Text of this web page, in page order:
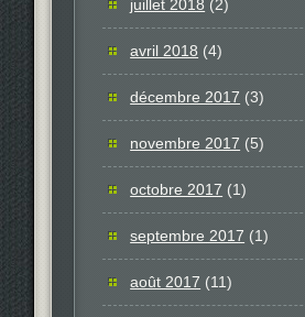
juillet 2018 (2)
avril 2018 (4)
décembre 2017 (3)
novembre 2017 (5)
octobre 2017 (1)
septembre 2017 (1)
août 2017 (11)